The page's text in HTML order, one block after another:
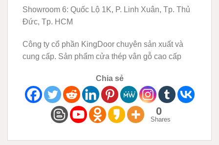
Showroom 6: Quốc Lộ 1K, P. Linh Xuân, Tp. Thủ
Đức, Tp. HCM
Công ty cổ phần KingDoor chuyên sản xuất và
cung cấp. Sản phẩm cửa thép vân gỗ cao cấp
Chia sẻ
0
Shares